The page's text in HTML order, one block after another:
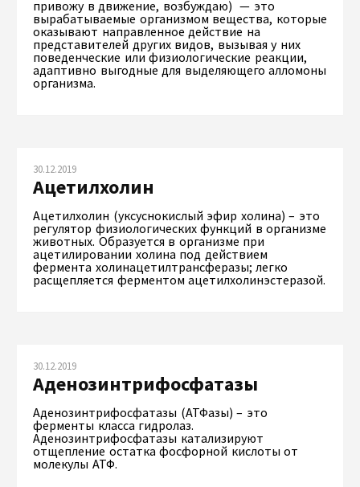
привожу в движение, возбуждаю) — это
вырабатываемые организмом вещества, которые
оказывают направленное действие на
представителей других видов, вызывая у них
поведенческие или физиологические реакции,
адаптивно выгодные для выделяющего алломоны
организма.
30.12.2019
Ацетилхолин
Ацетилхолин (уксуснокислый эфир холина) – это
регулятор физиологических функций в организме
животных. Образуется в организме при
ацетилировании холина под действием
фермента холинацетилтрансферазы; легко
расщепляется ферментом ацетилхолинэстеразой.
30.12.2019
Аденозинтрифосфатазы
Аденозинтрифосфатазы (АТФазы) – это
ферменты класса гидролаз.
Аденозинтрифосфатазы катализируют
отщепление остатка фосфорной кислоты от
молекулы АТФ.